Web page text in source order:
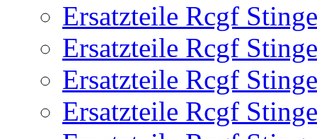
Ersatzteile Rcgf
Ersatzteile Rcgf
Ersatzteile Rcgf
Ersatzteile Rcgf